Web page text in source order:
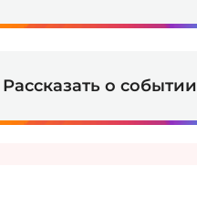
Рассказать о событии